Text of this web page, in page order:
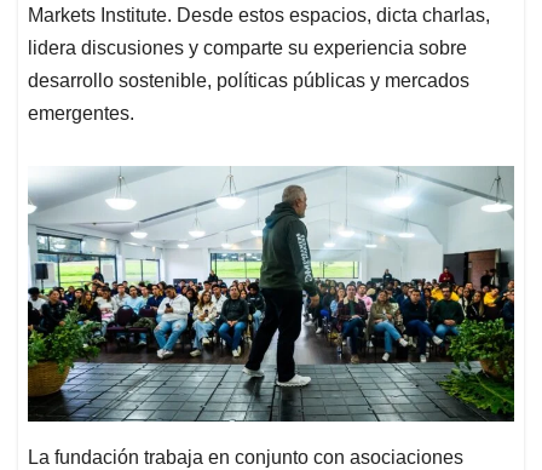
Markets Institute. Desde estos espacios, dicta charlas,
lidera discusiones y comparte su experiencia sobre
desarrollo sostenible, políticas públicas y mercados
emergentes.
La fundación trabaja en conjunto con asociaciones